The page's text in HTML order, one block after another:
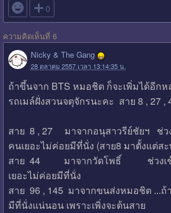
 0
ความคิดเห็นที่ 6
Nicky & The Gang
28 ตุลาคม 2557 เวลา 13:14:35 น.
ถ้าขึ้นจาก BTS หมอชิต ก็จะเพิ่มได้อีกห
รถเมล์ฝั่งสวนจตุจักรนะคะ สาย 8 , 27 ,
สาย 8 , 27 มาจากอนุสาวรีย์ชัยฯ ช่วง
คนเยอะไม่ค่อยมีที่นั่ง (สาย8 มาตั้งแต่ส
สาย 44 มาจากวัดโพธิ์ ช่วงเช้า-
เยอะไม่ค่อยมีที่นั่ง
สาย 96 , 145 มาจากขนส่งหมอชิต ...ถ้
มีที่นั่งแน่นอน เพราะเพิ่งจะต้นสาย